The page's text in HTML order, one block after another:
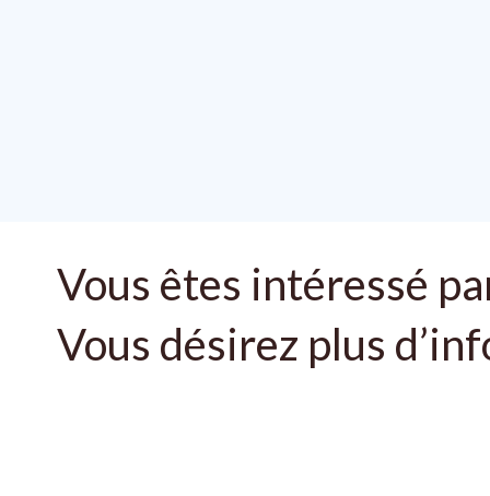
Vous êtes intéressé
Vous désirez plus